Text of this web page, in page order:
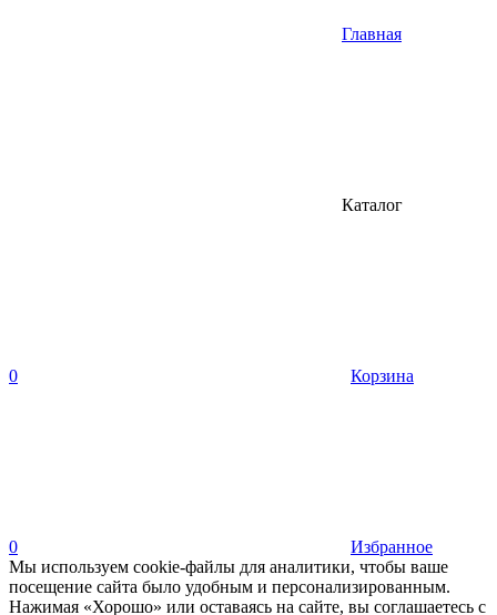
Главная
Каталог
0 Корзина
0
Избранное
Мы используем cookie-файлы для аналитики, чтобы ваше
посещение сайта было удобным и персонализированным.
Нажимая «Хорошо» или оставаясь на сайте, вы соглашаетесь с